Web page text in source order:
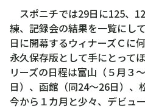
スポニチでは29日に125、
練、記録会の結果を一覧にし
日に開幕するウィナーズＣに
永久保存版として手にとって
リーズの日程は富山（５月３
日）、函館（同24～26日）、
今から１カ月と少々、デビュ